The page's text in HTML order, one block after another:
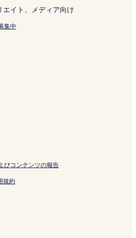
イト、メディア向け
集中
びコンテンツの報告
規約